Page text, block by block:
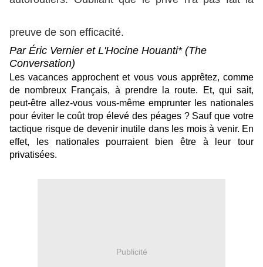
preuve de son efficacité.
Par Éric Vernier et L'Hocine Houanti* (The
Conversation)
Les vacances approchent et vous vous apprêtez, comme
de nombreux Français, à prendre la route. Et, qui sait,
peut-être allez-vous vous-même emprunter les nationales
pour éviter le coût trop élevé des péages ? Sauf que votre
tactique risque de devenir inutile dans les mois à venir. En
effet, les nationales pourraient bien être à leur tour
privatisées.
Publicité